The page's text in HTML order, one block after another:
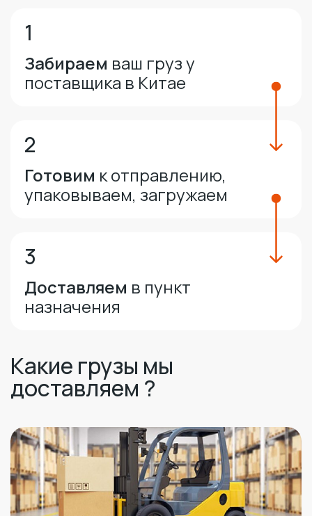
1
Забираем ваш груз у
поставщика в Китае
2
Готовим к отправлению,
упаковываем, загружаем
3
Доставляем в пункт
назначения
Какие грузы мы
доставляем ?